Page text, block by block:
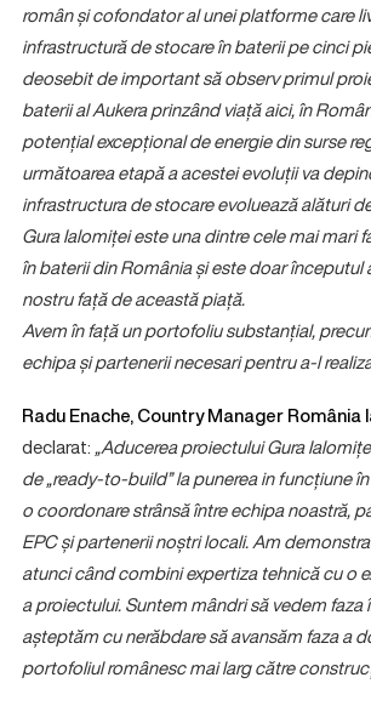
român și cofondator al unei platforme care
infrastructură de stocare în baterii pe cinci
deosebit de important să observ primul
baterii al Aukera prinzând viață aici, în
potențial excepțional de energie din surse
următoarea etapă a acestei evoluții va
infrastructura de stocare evoluează alături
Gura Ialomiței este una dintre cele mai mari
în baterii din România și este doar începutul
nostru față de această piață.
Avem în față un portofoliu substanțial,
echipa și partenerii necesari pentru a-l
Radu Enache, Country Manager România
declarat:„Aducerea proiectului Gura
de „ready-to-build” la punerea in funcțiune
o coordonare strânsă între echipa noastră,
EPC și partenerii noștri locali. Am
atunci când combini expertiza tehnică cu o
a proiectului. Suntem mândri să vedem faza
așteptăm cu nerăbdare să avansăm faza a
portofoliul românesc mai larg către